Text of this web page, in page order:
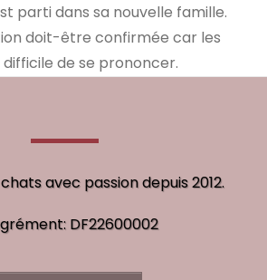
parti dans sa nouvelle famille.
doit-être confirmée car les
de se prononcer.
avec passion depuis 2012.
DF22600002